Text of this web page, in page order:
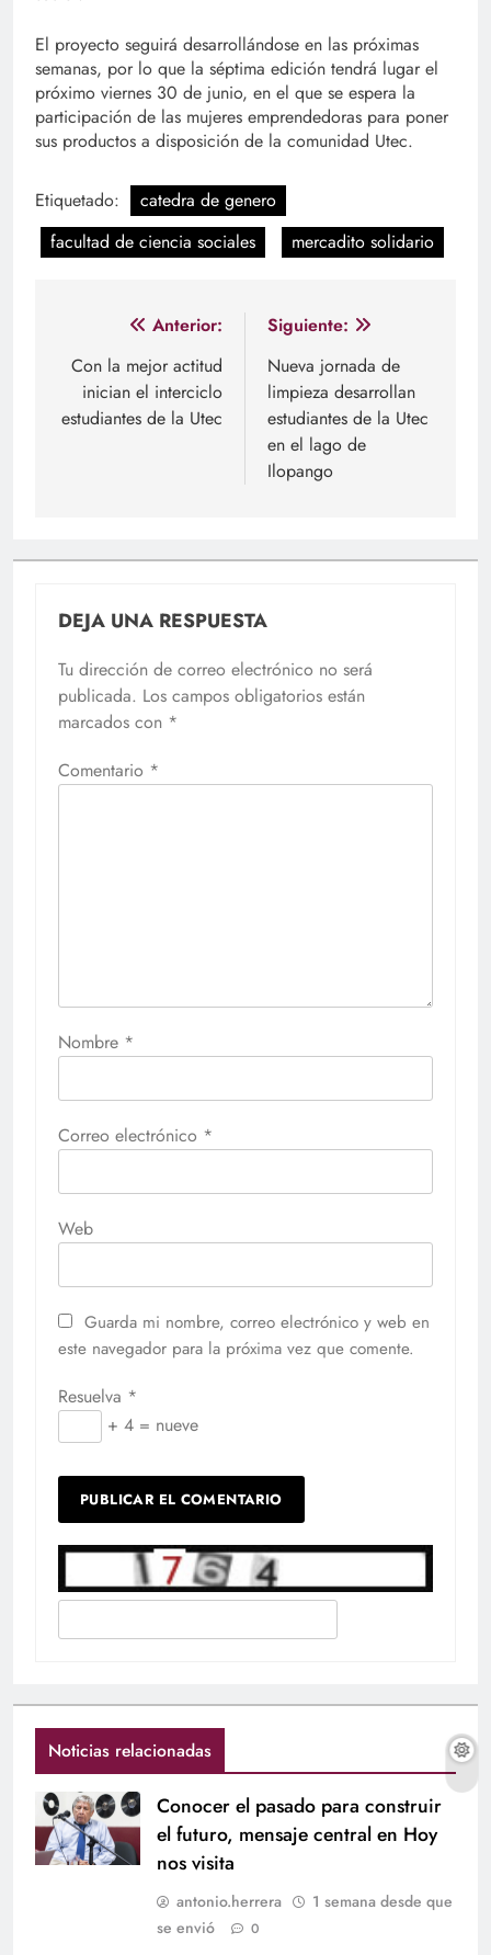
El proyecto seguirá desarrollándose en las próximas
semanas, por lo que la séptima edición tendrá lugar el
próximo viernes 30 de junio, en el que se espera la
participación de las mujeres emprendedoras para poner
sus productos a disposición de la comunidad Utec.
Etiquetado:
catedra de genero
facultad de ciencia sociales
mercadito solidario
Navegación
de
entradas
Anterior:
Con la mejor actitud
inician el interciclo
estudiantes de la Utec
Siguiente:
Nueva jornada de
limpieza desarrollan
estudiantes de la Utec
en el lago de
Ilopango
DEJA UNA RESPUESTA
Tu dirección de correo electrónico no será
publicada. Los campos obligatorios están
marcados con *
Comentario *
Nombre *
Correo electrónico *
Web
Guarda mi nombre, correo electrónico y web en
este navegador para la próxima vez que comente.
Resuelva *
+ 4 = nueve
Noticias relacionadas
Conocer el pasado para construir
el futuro, mensaje central en Hoy
nos visita
antonio.herrera
1 semana desde que
se envió
0